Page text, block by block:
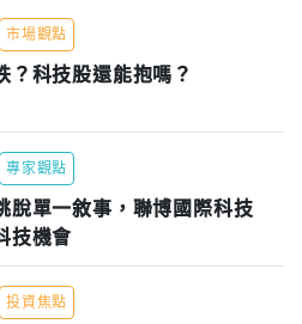
市場觀點
？科技股還能抱嗎？
專家觀點
脫單一敘事，聯博國際科技
技機會
投資焦點